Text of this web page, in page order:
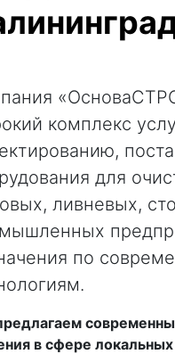
комплекс
для
ливневых,
по
в сфере